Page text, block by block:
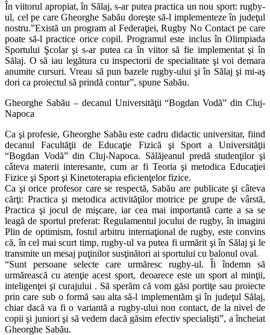
În viitorul apropiat, în Sălaj, s-ar putea practica un nou sport: rugby-
ul, cel pe care Gheorghe Sabău doreşte să-l implementeze în judeţul
nostru.”Există un program al Federaţiei, Rugby No Contact pe care
poate să-l practice orice copil. Programul este inclus în Olimpiada
Sportului Şcolar şi s-ar putea ca în viitor să fie implementat şi în
Sălaj. O să iau legătura cu inspectorii de specialitate şi voi demara
anumite cursuri. Vreau să pun bazele rugby-ului şi în Sălaj şi mi-aş
dori ca proiectul să prindă contur”, spune Sabău.
Gheorghe Sabău – decanul Universităţii “Bogdan Vodă” din Cluj-
Napoca
Ca şi profesie, Gheorghe Sabău este cadru didactic universitar, fiind
decanul Facultăţii de Educaţie Fizică şi Sport a Universităţii
“Bogdan Vodă” din Cluj-Napoca. Sălăjeanul predă studenţilor şi
câteva materii interesante, cum ar fi Teoria şi metodica Educaţiei
Fizice şi Sport şi Kinetoterapia eficienţelor fizice.
Ca şi orice profesor care se respectă, Sabău are publicate şi câteva
cărţi: Practica şi metodica activităţilor motrice pe grupe de vârstă,
Practica şi jocul de mişcare, iar cea mai importantă carte a sa se
leagă de sportul preferat: Regulamentul jocului de rugby, în imagini
Plin de optimism, fostul arbitru internaţional de rugby, este convins
că, în cel mai scurt timp, rugby-ul va putea fi urmărit şi în Sălaj şi le
transmite un mesaj puţinilor susţinători ai sportului cu balonul oval.
“Sunt persoane selecte care urmăresc rugby-ul. Îi îndemn să
urmărească cu atenţie acest sport, deoarece este un sport al minţii,
inteligenţei şi curajului . Să sperăm că vom găsi portiţe sau proiecte
prin care sub o formă sau alta să-l implementăm şi în judeţul Sălaj,
chiar dacă va fi o variantă a rugby-ului non contact, de la nivel de
copii şi juniori şi să vedem dacă găsim efectiv specialişti”, a încheiat
Gheorghe Sabău.